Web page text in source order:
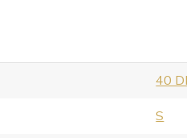
40
S